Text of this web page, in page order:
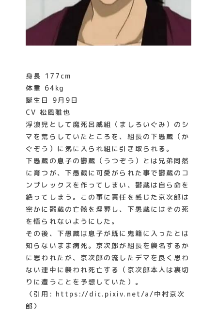
身長 177cm
体重 64kg
誕生日 9月9日
CV 松風雅也
浮浪児として魔死呂威組（ましろいぐみ）のシ
マを荒らしていたところを、組長の下愚蔵（か
ぐぞう）に気に入られ組に引き取られる。
下愚蔵の息子の鬱蔵（うつぞう）とは兄弟同然
に育つが、下愚蔵に可愛がられた事で鬱蔵のコ
ンプレックスを作ってしまい、鬱蔵は自ら命を
絶ってしまう。この事に責任を感じた京次郎は
密かに鬱蔵の亡骸を埋葬し、下愚蔵にはその死
を悟られないようにした。
その後、下愚蔵は息子が既に鬼籍に入ったとは
知らないまま病死。京次郎が組長を襲名するか
に思われたが、京次郎の流したデマを良く思わ
ない連中に襲われ死亡する（京次郎本人は裏切
りに遭うことを予想していた）。
〈引用: https://dic.pixiv.net/a/中村京次
郎〉